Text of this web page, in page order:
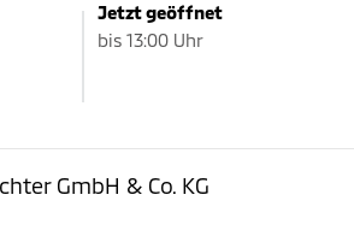
Jetzt geöffnet
bis 13:00 Uhr
GmbH & Co. KG